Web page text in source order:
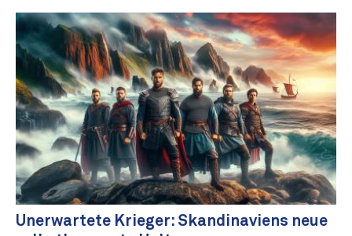
Unerwartete Krieger: Skandinaviens neue